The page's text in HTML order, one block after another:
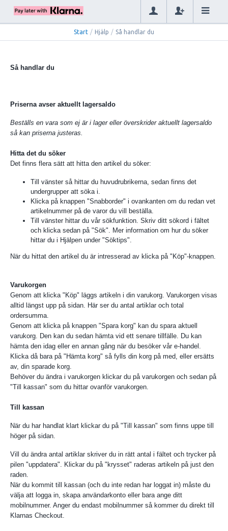
Start / Hjälp / Så handlar du
Så handlar du
Priserna avser aktuellt lagersaldo
Beställs en vara som ej är i lager eller överskrider aktuellt lagersaldo
så kan priserna justeras.
Hitta det du söker
Det finns flera sätt att hitta den artikel du söker:
Till vänster så hittar du huvudrubrikerna, sedan finns det
undergrupper att söka i.
Klicka på knappen "Snabborder" i ovankanten om du redan vet
artikelnummer på de varor du vill beställa.
Till vänster hittar du vår sökfunktion. Skriv ditt sökord i fältet
och klicka sedan på "Sök". Mer information om hur du söker
hittar du i Hjälpen under "Söktips".
När du hittat den artikel du är intresserad av klicka på "Köp"-knappen.
Varukorgen
Genom att klicka "Köp" läggs artikeln i din varukorg. Varukorgen visas
alltid längst upp på sidan. Här ser du antal artiklar och total
ordersumma.
Genom att klicka på knappen "Spara korg" kan du spara aktuell
varukorg. Den kan du sedan hämta vid ett senare tillfälle. Du kan
hämta den idag eller en annan gång när du besöker vår e-handel.
Klicka då bara på "Hämta korg" så fylls din korg på med, eller ersätts
av, din sparade korg.
Behöver du ändra i varukorgen klickar du på varukorgen och sedan på
"Till kassan" som du hittar ovanför varukorgen.
Till kassan
När du har handlat klart klickar du på "Till kassan" som finns uppe till
höger på sidan.
Vill du ändra antal artiklar skriver du in rätt antal i fältet och trycker på
pilen "uppdatera". Klickar du på "krysset" raderas artikeln på just den
raden.
När du kommit till kassan (och du inte redan har loggat in) måste du
välja att logga in, skapa användarkonto eller bara ange ditt
mobilnummer. Anger du endast mobilnummer så kommer du direkt till
Klarnas Checkout.